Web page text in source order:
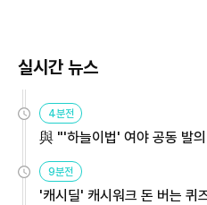
실시간 뉴스
4분전
與 "'하늘이법' 여야 공동 발
9분전
'캐시딜' 캐시워크 돈 버는 퀴